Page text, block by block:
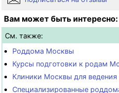
Вам может быть интересно:
См. также:
Роддома Москвы
Курсы подготовки к родам
Клиники Москвы для ведения
Специализированные